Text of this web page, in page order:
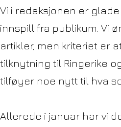
Vi i redaksjonen er
innspill fra publikum. Vi
artikler, men kriteriet er
tilknytning til Ringerike
tilføyer noe nytt til hva
Allerede i januar har vi